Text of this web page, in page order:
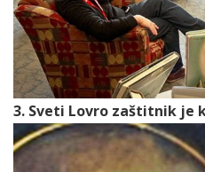
3. Sveti Lovro zaštitnik je